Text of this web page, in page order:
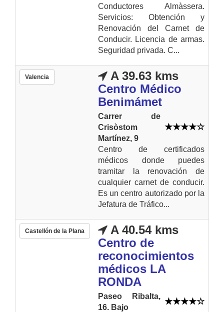
Conductores Almàssera.
Servicios: Obtención y
Renovación del Carnet de
Conducir. Licencia de armas.
Seguridad privada. C...
Valencia
A 39.63 kms
Centro Médico
Benimámet
Carrer de
Crisòstom
Martínez, 9
Centro de certificados
médicos donde puedes
tramitar la renovación de
cualquier carnet de conducir.
Es un centro autorizado por la
Jefatura de Tráfico...
Castellón de la Plana
A 40.54 kms
Centro de
reconocimientos
médicos LA
RONDA
Paseo Ribalta,
16. Bajo